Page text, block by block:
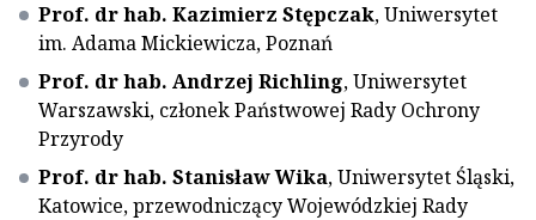
Prof. dr hab. Kazimierz Stępczak, Uniwersytet
im. Adama Mickiewicza, Poznań
Prof. dr hab. Andrzej Richling, Uniwersytet
Warszawski, członek Państwowej Rady Ochrony
Przyrody
Prof. dr hab. Stanisław Wika, Uniwersytet Śląski,
Katowice, przewodniczący Wojewódzkiej Rady